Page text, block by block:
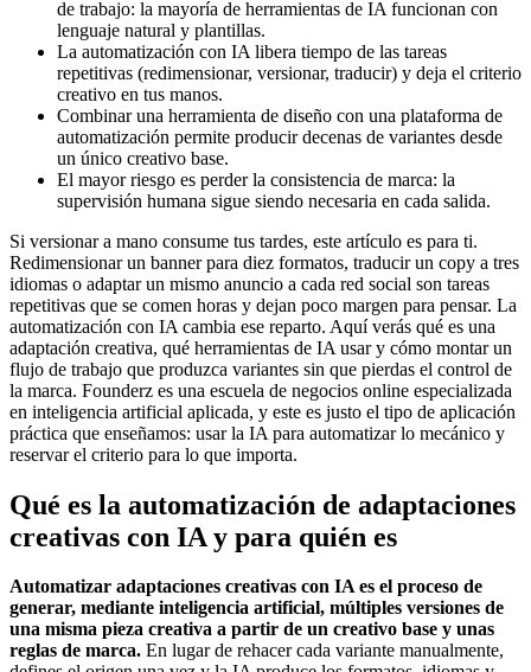
de trabajo: la mayoría de herramientas de IA funcionan con
lenguaje natural y plantillas.
La automatización con IA libera tiempo de las tareas
repetitivas (redimensionar, versionar, traducir) y deja el criterio
creativo en tus manos.
Combinar una herramienta de diseño con una plataforma de
automatización permite producir decenas de variantes desde
un único creativo base.
El mayor riesgo es perder la consistencia de marca: la
supervisión humana sigue siendo necesaria en cada salida.
Si versionar a mano consume tus tardes, este artículo es para ti.
Redimensionar un banner para diez formatos, traducir un copy a tres
idiomas o adaptar un mismo anuncio a cada red social son tareas
repetitivas que se comen horas y dejan poco margen para pensar. La
automatización con IA cambia ese reparto. Aquí verás qué es una
adaptación creativa, qué herramientas de IA usar y cómo montar un
flujo de trabajo que produzca variantes sin que pierdas el control de
la marca. Founderz es una escuela de negocios online especializada
en inteligencia artificial aplicada, y este es justo el tipo de aplicación
práctica que enseñamos: usar la IA para automatizar lo mecánico y
reservar el criterio para lo que importa.
Qué es la automatización de adaptaciones
creativas con IA y para quién es
Automatizar adaptaciones creativas con IA es el proceso de
generar, mediante inteligencia artificial, múltiples versiones de
una misma pieza creativa a partir de un creativo base y unas
reglas de marca. En lugar de rehacer cada variante manualmente,